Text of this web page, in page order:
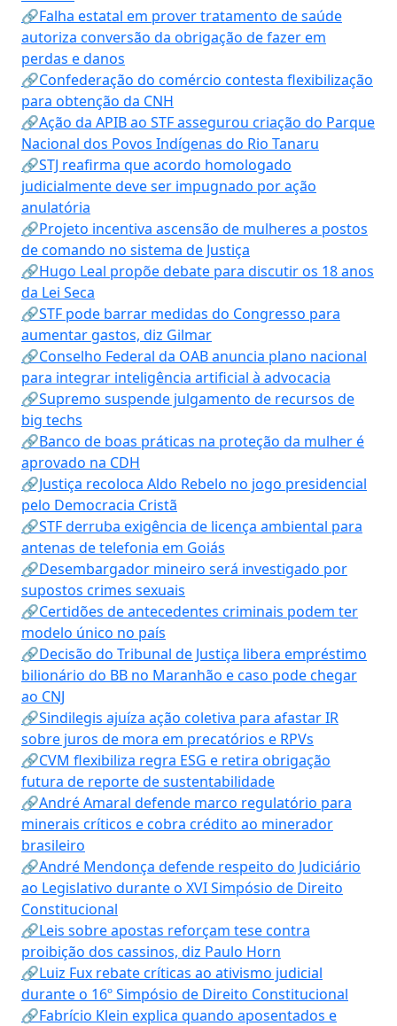
🔗Falha estatal em prover tratamento de saúde
autoriza conversão da obrigação de fazer em
perdas e danos
🔗Confederação do comércio contesta flexibilização
para obtenção da CNH
🔗Ação da APIB ao STF assegurou criação do Parque
Nacional dos Povos Indígenas do Rio Tanaru
🔗STJ reafirma que acordo homologado
judicialmente deve ser impugnado por ação
anulatória
🔗Projeto incentiva ascensão de mulheres a postos
de comando no sistema de Justiça
🔗Hugo Leal propõe debate para discutir os 18 anos
da Lei Seca
🔗STF pode barrar medidas do Congresso para
aumentar gastos, diz Gilmar
🔗Conselho Federal da OAB anuncia plano nacional
para integrar inteligência artificial à advocacia
🔗Supremo suspende julgamento de recursos de
big techs
🔗Banco de boas práticas na proteção da mulher é
aprovado na CDH
🔗Justiça recoloca Aldo Rebelo no jogo presidencial
pelo Democracia Cristã
🔗STF derruba exigência de licença ambiental para
antenas de telefonia em Goiás
🔗Desembargador mineiro será investigado por
supostos crimes sexuais
🔗Certidões de antecedentes criminais podem ter
modelo único no país
🔗Decisão do Tribunal de Justiça libera empréstimo
bilionário do BB no Maranhão e caso pode chegar
ao CNJ
🔗Sindilegis ajuíza ação coletiva para afastar IR
sobre juros de mora em precatórios e RPVs
🔗CVM flexibiliza regra ESG e retira obrigação
futura de reporte de sustentabilidade
🔗André Amaral defende marco regulatório para
minerais críticos e cobra crédito ao minerador
brasileiro
🔗André Mendonça defende respeito do Judiciário
ao Legislativo durante o XVI Simpósio de Direito
Constitucional
🔗Leis sobre apostas reforçam tese contra
proibição dos cassinos, diz Paulo Horn
🔗Luiz Fux rebate críticas ao ativismo judicial
durante o 16º Simpósio de Direito Constitucional
🔗Fabrício Klein explica quando aposentados e